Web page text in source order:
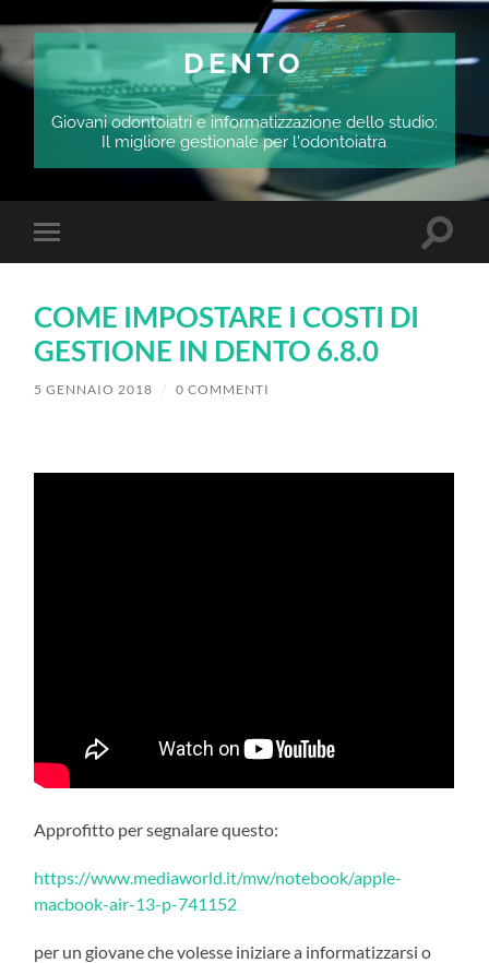
DENTO
Giovani odontoiatri e informatizzazione dello studio:
Il migliore gestionale per l'odontoiatra
Attiva/disattiva
il
dispositivi
mobili
COME IMPOSTARE I COSTI DI
GESTIONE IN DENTO 6.8.0
5 GENNAIO 2018 / 0 COMMENTI
Approfitto per segnalare questo:
https://www.mediaworld.it/mw/notebook/apple-
macbook-air-13-p-741152
per un giovane che volesse iniziare a informatizzarsi o